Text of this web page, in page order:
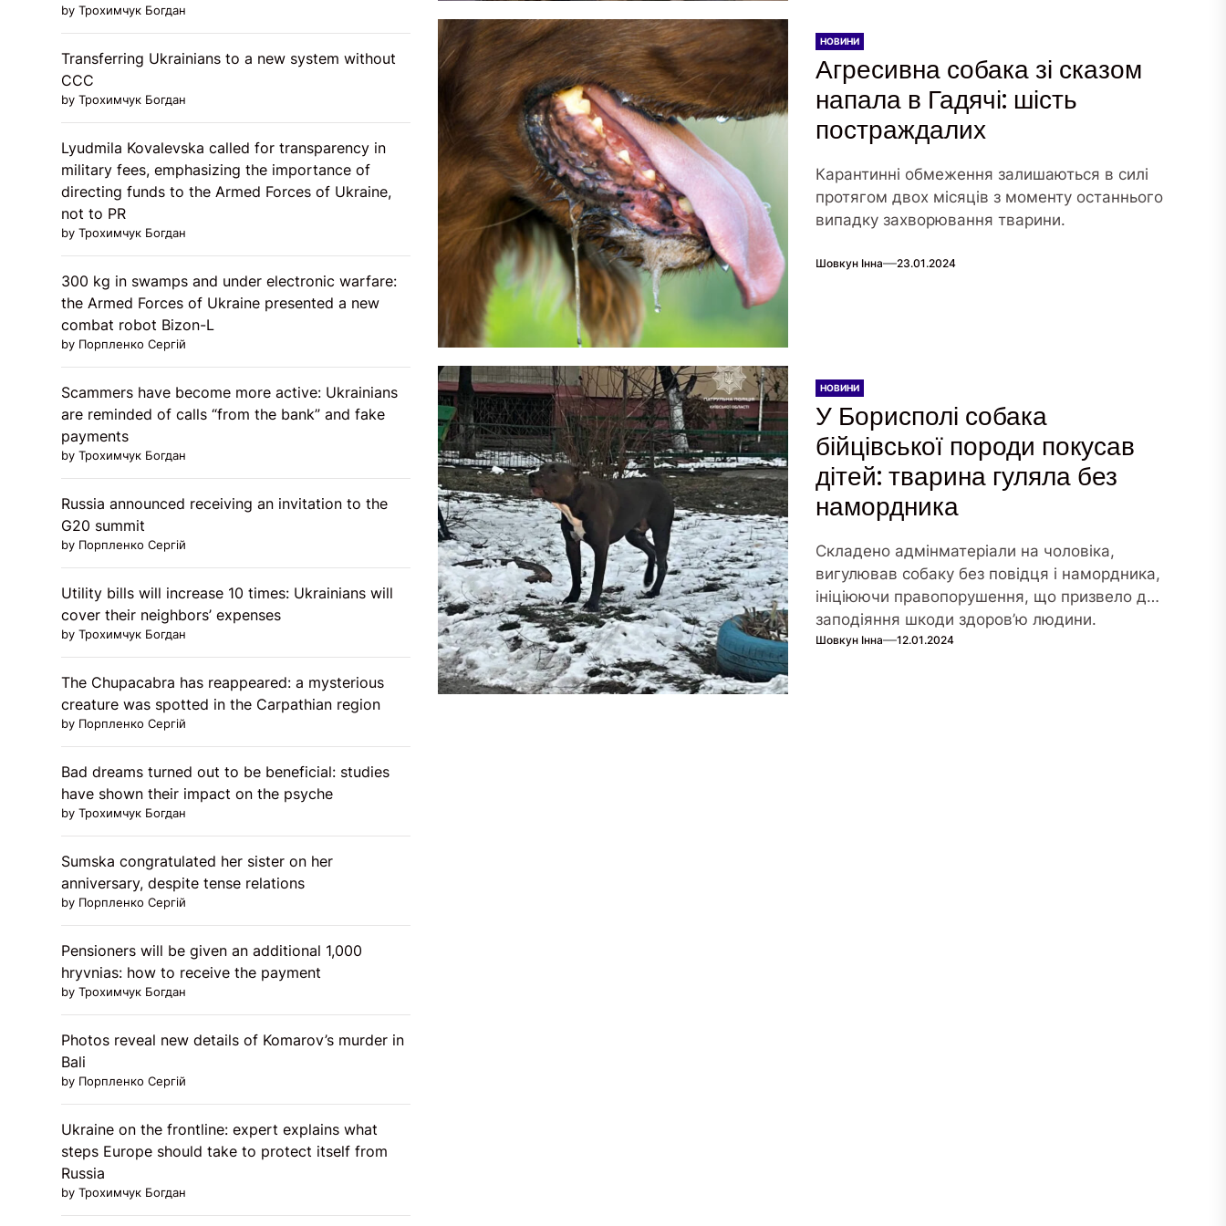
НОВИНИ
Агресивна собака зі сказом
напала в Гадячі: шість
постраждалих
Карантинні обмеження залишаються в силі
протягом двох місяців з моменту останнього
випадку захворювання тварини.
Шовкун Інна 23.01.2024
НОВИНИ
У Борисполі собака
бійцівської породи покусав
дітей: тварина гуляла без
намордника
Складено адмінматеріали на чоловіка,
вигулював собаку без повідця і намордника,
ініціюючи правопорушення, що призвело до
заподіяння шкоди здоров’ю людини.
Шовкун Інна 12.01.2024
by Трохимчук Богдан
Transferring Ukrainians to a new system without
CCC
by Трохимчук Богдан
Lyudmila Kovalevska called for transparency in
military fees, emphasizing the importance of
directing funds to the Armed Forces of Ukraine,
not to PR
by Трохимчук Богдан
300 kg in swamps and under electronic warfare:
the Armed Forces of Ukraine presented a new
combat robot Bizon-L
by Порпленко Сергій
Scammers have become more active: Ukrainians
are reminded of calls “from the bank” and fake
payments
by Трохимчук Богдан
Russia announced receiving an invitation to the
G20 summit
by Порпленко Сергій
Utility bills will increase 10 times: Ukrainians will
cover their neighbors’ expenses
by Трохимчук Богдан
The Chupacabra has reappeared: a mysterious
creature was spotted in the Carpathian region
by Порпленко Сергій
Bad dreams turned out to be beneficial: studies
have shown their impact on the psyche
by Трохимчук Богдан
Sumska congratulated her sister on her
anniversary, despite tense relations
by Порпленко Сергій
Pensioners will be given an additional 1,000
hryvnias: how to receive the payment
by Трохимчук Богдан
Photos reveal new details of Komarov’s murder in
Bali
by Порпленко Сергій
Ukraine on the frontline: expert explains what
steps Europe should take to protect itself from
Russia
by Трохимчук Богдан